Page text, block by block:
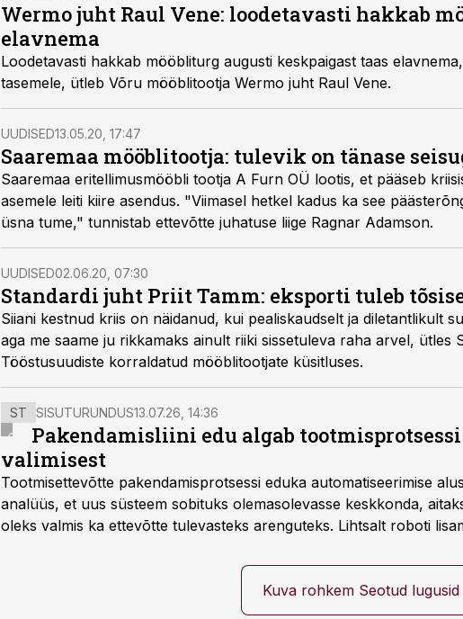
Wermo juht Raul Vene: loodetavasti hakkab
elavnema
Loodetavasti hakkab mööbliturg augusti keskpaigast taas
tasemele, ütleb Võru mööblitootja Wermo juht Raul Vene.
UUDISED13.05.20, 17:47
Saaremaa mööblitootja: tulevik on tänase
Saaremaa eritellimusmööbli tootja A Furn OÜ lootis, et pääseb
asemele leiti kiire asendus. "Viimasel hetkel kadus ka see
üsna tume," tunnistab ettevõtte juhatuse liige Ragnar Adamson.
UUDISED02.06.20, 07:30
Standardi juht Priit Tamm: eksporti tuleb
Siiani kestnud kriis on näidanud, kui pealiskaudselt ja diletantlikult
aga me saame ju rikkamaks ainult riiki sissetuleva raha arvel, ütles
Tööstusuudiste korraldatud mööblitootjate küsitluses.
ST SISUTURUNDUS13.07.26, 14:36
Pakendamisliini edu algab
valimisest
Tootmisettevõtte pakendamisprotsessi eduka automatiseerimise
analüüs, et uus süsteem sobituks olemasolevasse keskkonda,
oleks valmis ka ettevõtte tulevasteks arenguteks. Lihtsalt roboti
Kuva rohkem Seotud lugusid